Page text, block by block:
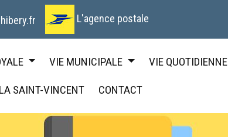
L'agence postale
VIE MUNICIPALE VIE QUOTIDIENNE
SAINT-VINCENT CONTACT